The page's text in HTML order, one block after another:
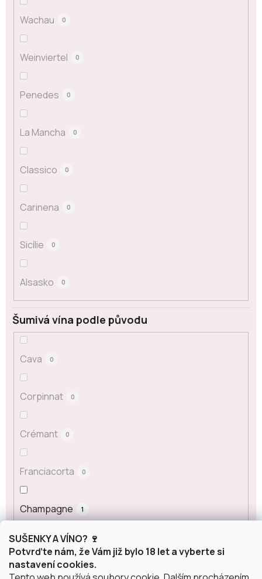
SUŠENKY A VÍNO? 🍷
Potvrďte nám, že Vám již bylo 18 let a vyberte si
nastavení cookies.
Wachau 0
Weinviertel 0
Penedes 0
La Mancha 0
Classico 0
Carinena 0
Sicílie 0
Alsasko 0
Šumivá vína podle původu
Cava 0
Corpinnat 0
Crémant 0
Franciacorta 0
Champagne 1
Prosecco